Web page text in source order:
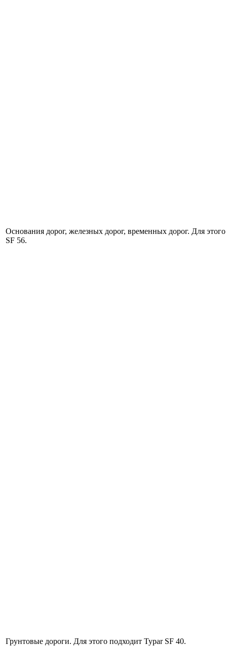
Основания дорог, железных дорог, временных дорог. Для
SF 56.
Грунтовые дороги. Для этого подходит Typar SF 40.